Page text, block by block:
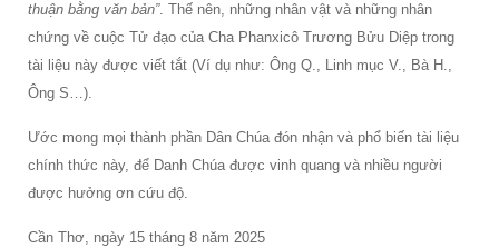
thuận bằng văn bản”. Thế nên, những nhân vật và những nhân
chứng về cuộc Tử đạo của Cha Phanxicô Trương Bửu Diệp trong
tài liệu này được viết tắt (Ví dụ như: Ông Q., Linh mục V., Bà H.,
Ông S…).
Ước mong mọi thành phần Dân Chúa đón nhận và phổ biến tài liệu
chính thức này, để Danh Chúa được vinh quang và nhiều người
được hưởng ơn cứu độ.
Cần Thơ, ngày 15 tháng 8 năm 2025